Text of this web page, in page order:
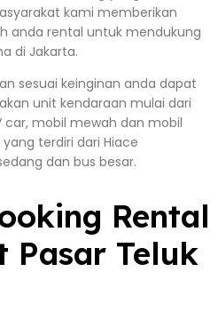
kami memberikan
anda rental untuk mendukung
di Jakarta.
sesuai keinginan anda dapat
unit kendaraan mulai dari
car, mobil mewah dan mobil
terdiri dari Hiace
dan bus besar.
Rental
Pasar Teluk